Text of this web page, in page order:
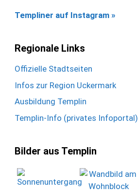
Templiner auf Instagram »
Regionale Links
Offizielle Stadtseiten
Infos zur Region Uckermark
Ausbildung Templin
Templin-Info (privates Infoportal)
Bilder aus Templin